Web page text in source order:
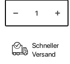
Schneller
Versand